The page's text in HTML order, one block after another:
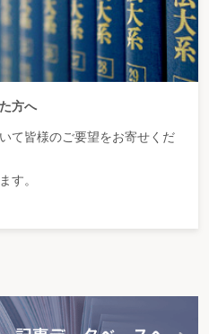
方へ
て皆様のご要望をお寄せくだ
す。